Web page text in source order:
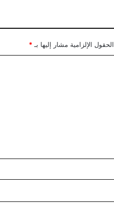
الحقول الإلزامية مشار إليها بـ *